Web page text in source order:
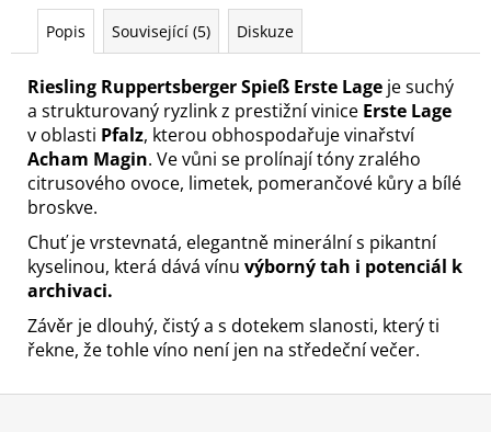
Popis Související (5) Diskuze
Riesling Ruppertsberger Spieß Erste Lage je suchý
a strukturovaný ryzlink z prestižní vinice Erste Lage
v oblasti Pfalz, kterou obhospodařuje vinařství
Acham Magin. Ve vůni se prolínají tóny zralého
citrusového ovoce, limetek, pomerančové kůry a bílé
broskve.
Chuť je vrstevnatá, elegantně minerální s pikantní
kyselinou, která dává vínu výborný tah i potenciál k
archivaci.
Závěr je dlouhý, čistý a s dotekem slanosti, který ti
řekne, že tohle víno není jen na středeční večer.
Z